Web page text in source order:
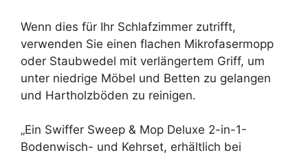
Wenn dies für Ihr Schlafzimmer zutrifft,
verwenden Sie einen flachen Mikrofasermopp
oder Staubwedel mit verlängertem Griff, um
unter niedrige Möbel und Betten zu gelangen
und Hartholzböden zu reinigen.
„Ein Swiffer Sweep & Mop Deluxe 2-in-1-
Bodenwisch- und Kehrset, erhältlich bei